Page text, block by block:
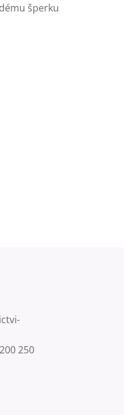
šperku
250